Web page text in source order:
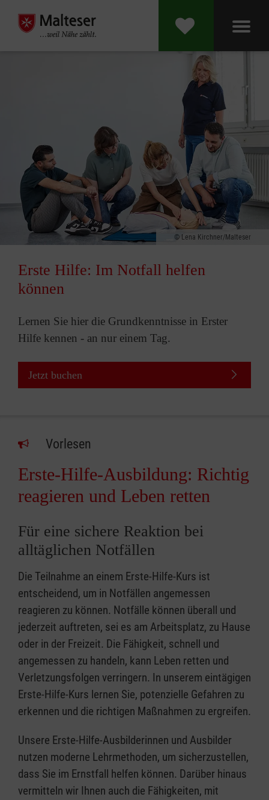
Lena Kirchner/Malteser
Erste Hilfe: Im Notfall helfen
können
Lernen Sie hier die Grundkenntnisse in Erster
Hilfe kennen - an nur einem Tag.
Jetzt buchen
Vorlesen
Erste-Hilfe-Ausbildung: Richtig
reagieren und Leben retten
Für eine sichere Reaktion bei
alltäglichen Notfällen
Die Teilnahme an einem Erste-Hilfe-Kurs ist
entscheidend, um in Notfällen angemessen
reagieren zu können. Notfälle können überall und
jederzeit auftreten, sei es am Arbeitsplatz, zu Hause
oder in der Freizeit. Die Fähigkeit, schnell und
angemessen zu handeln, kann Leben retten und
Verletzungsfolgen verringern. In unserem eintägigen
Erste-Hilfe-Kurs lernen Sie, potenzielle Gefahren zu
erkennen und die richtigen Maßnahmen zu ergreifen.
Unsere Erste-Hilfe-Ausbilderinnen und Ausbilder
nutzen moderne Lehrmethoden, um sicherzustellen,
dass Sie im Ernstfall helfen können. Darüber hinaus
vermitteln wir Ihnen auch die Fähigkeiten, mit